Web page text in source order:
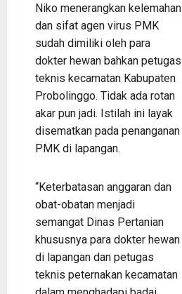
Niko menerangkan kelemahan
dan sifat agen virus PMK
sudah dimiliki oleh para
dokter hewan bahkan petugas
teknis kecamatan Kabupaten
Probolinggo. Tidak ada rotan
akar pun jadi. Istilah ini layak
disematkan pada penanganan
PMK di lapangan.
“Keterbatasan anggaran dan
obat-obatan menjadi
semangat Dinas Pertanian
khususnya para dokter hewan
di lapangan dan petugas
teknis peternakan kecamatan